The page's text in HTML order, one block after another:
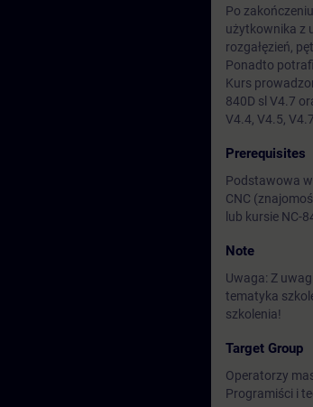
Po
użytkownika z
rozgałęzień,
Ponadto
Kurs
840D sl V4.7
V4.4, V4.5, V4.7.
Prerequisites
Podstawowa
CNC
lub kursie NC-
Note
Uwaga: Z
tematyka
szkolenia!
Target Group
Operatorzy
Programiści i